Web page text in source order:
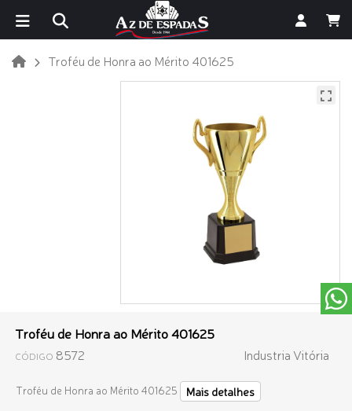
Troféu de Honra ao Mérito 401625
Troféu de Honra ao Mérito 401625
CÓDIGO 8572 Industria Vitória
Troféu de Honra ao Mérito 401625 Mais detalhes